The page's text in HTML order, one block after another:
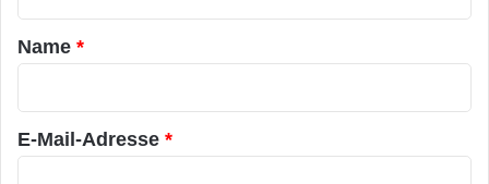
a
r
*
Name *
E-Mail-Adresse *